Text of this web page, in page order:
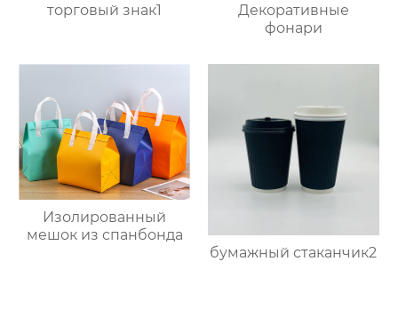
торговый знак1
Декоративные
фонари
Изолированный
мешок из спанбонда
бумажный стаканчик2